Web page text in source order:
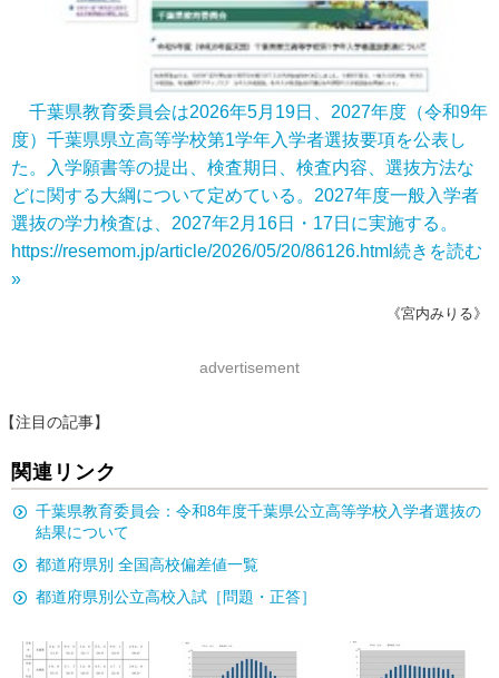
千葉県教育委員会は2026年5月19日、2027年度（令和9年
度）千葉県県立高等学校第1学年入学者選抜要項を公表し
た。入学願書等の提出、検査期日、検査内容、選抜方法な
どに関する大綱について定めている。2027年度一般入学者
選抜の学力検査は、2027年2月16日・17日に実施する。
https://resemom.jp/article/2026/05/20/86126.html 続きを読む
»
《宮内みりる》
advertisement
【注目の記事】
関連リンク
千葉県教育委員会：令和8年度千葉県公立高等学校入学者選抜の
結果について
都道府県別 全国高校偏差値一覧
都道府県別公立高校入試［問題・正答］